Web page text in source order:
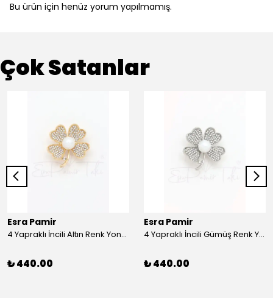
Bu ürün için henüz yorum yapılmamış.
Çok Satanlar
Esra Pamir
4 Yapraklı İncili Altın Renk Yonca Broş
₺ 440.00
Esra Pamir
4 Yapraklı İncili Gümüş Renk Yonca Broş
₺ 440.00